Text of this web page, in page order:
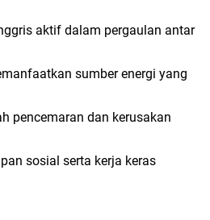
aktif dalam pergaulan antar
sumber energi yang
pencemaran dan kerusakan
sosial serta kerja keras